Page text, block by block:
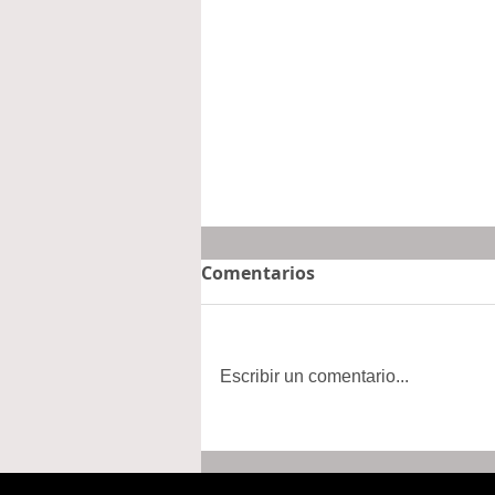
Concluyen Asambleas
para la Relocalización;
Comentarios
Escribir un comentario...